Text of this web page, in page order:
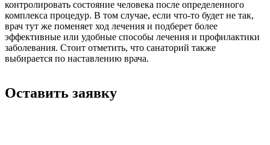
контролировать состояние человека после определенного
комплекса процедур. В том случае, если что-то будет не так,
врач тут же поменяет ход лечения и подберет более
эффективные или удобные способы лечения и профилактики
заболевания. Стоит отметить, что санаторий также
выбирается по наставлению врача.
Оставить заявку